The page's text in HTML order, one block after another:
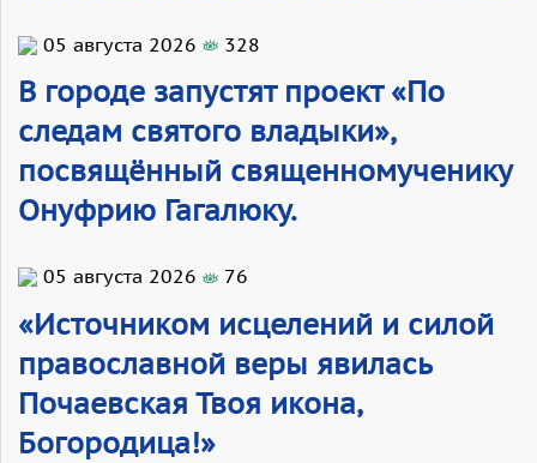
05 августа 2026 328
В городе запустят проект «По
следам святого владыки»,
посвящённый священномученику
Онуфрию Гагалюку.
05 августа 2026 76
«Источником исцелений и силой
православной веры явилась
Почаевская Твоя икона,
Богородица!»